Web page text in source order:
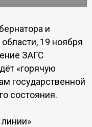
и
19 ноября
ЗАГС
«горячую
государственной
состояния.